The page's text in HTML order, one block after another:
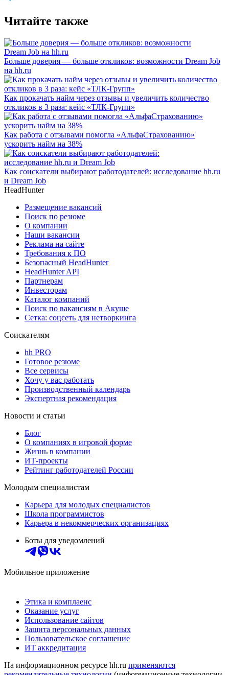
Читайте также
Больше доверия — больше откликов: возможности Dream Job
на hh.ru
Как прокачать найм через отзывы и увеличить количество
откликов в 3 раза: кейс «ТЛК-Групп»
Как работа с отзывами помогла «АльфаСтрахованию»
ускорить найм на 38%
Как соискатели выбирают работодателей: исследование hh.ru
и Dream Job
HeadHunter
Размещение вакансий
Поиск по резюме
О компании
Наши вакансии
Реклама на сайте
Требования к ПО
Безопасный HeadHunter
HeadHunter API
Партнерам
Инвесторам
Каталог компаний
Поиск по вакансиям в Акуше
Сетка: соцсеть для нетворкинга
Соискателям
hh PRO
Готовое резюме
Все сервисы
Хочу у вас работать
Производственный календарь
Экспертная рекомендация
Новости и статьи
Блог
О компаниях в игровой форме
Жизнь в компании
ИТ-проекты
Рейтинг работодателей России
Молодым специалистам
Карьера для молодых специалистов
Школа программистов
Карьера в некоммерческих организациях
Боты для уведомлений
Мобильное приложение
Этика и комплаенс
Оказание услуг
Использование сайтов
Защита персональных данных
Пользовательское соглашение
ИТ аккредитация
На информационном ресурсе hh.ru применяются